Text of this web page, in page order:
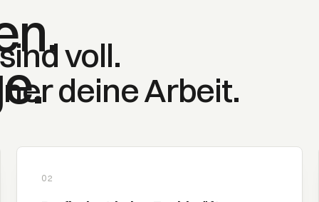
voll.
deine Arbeit.
02